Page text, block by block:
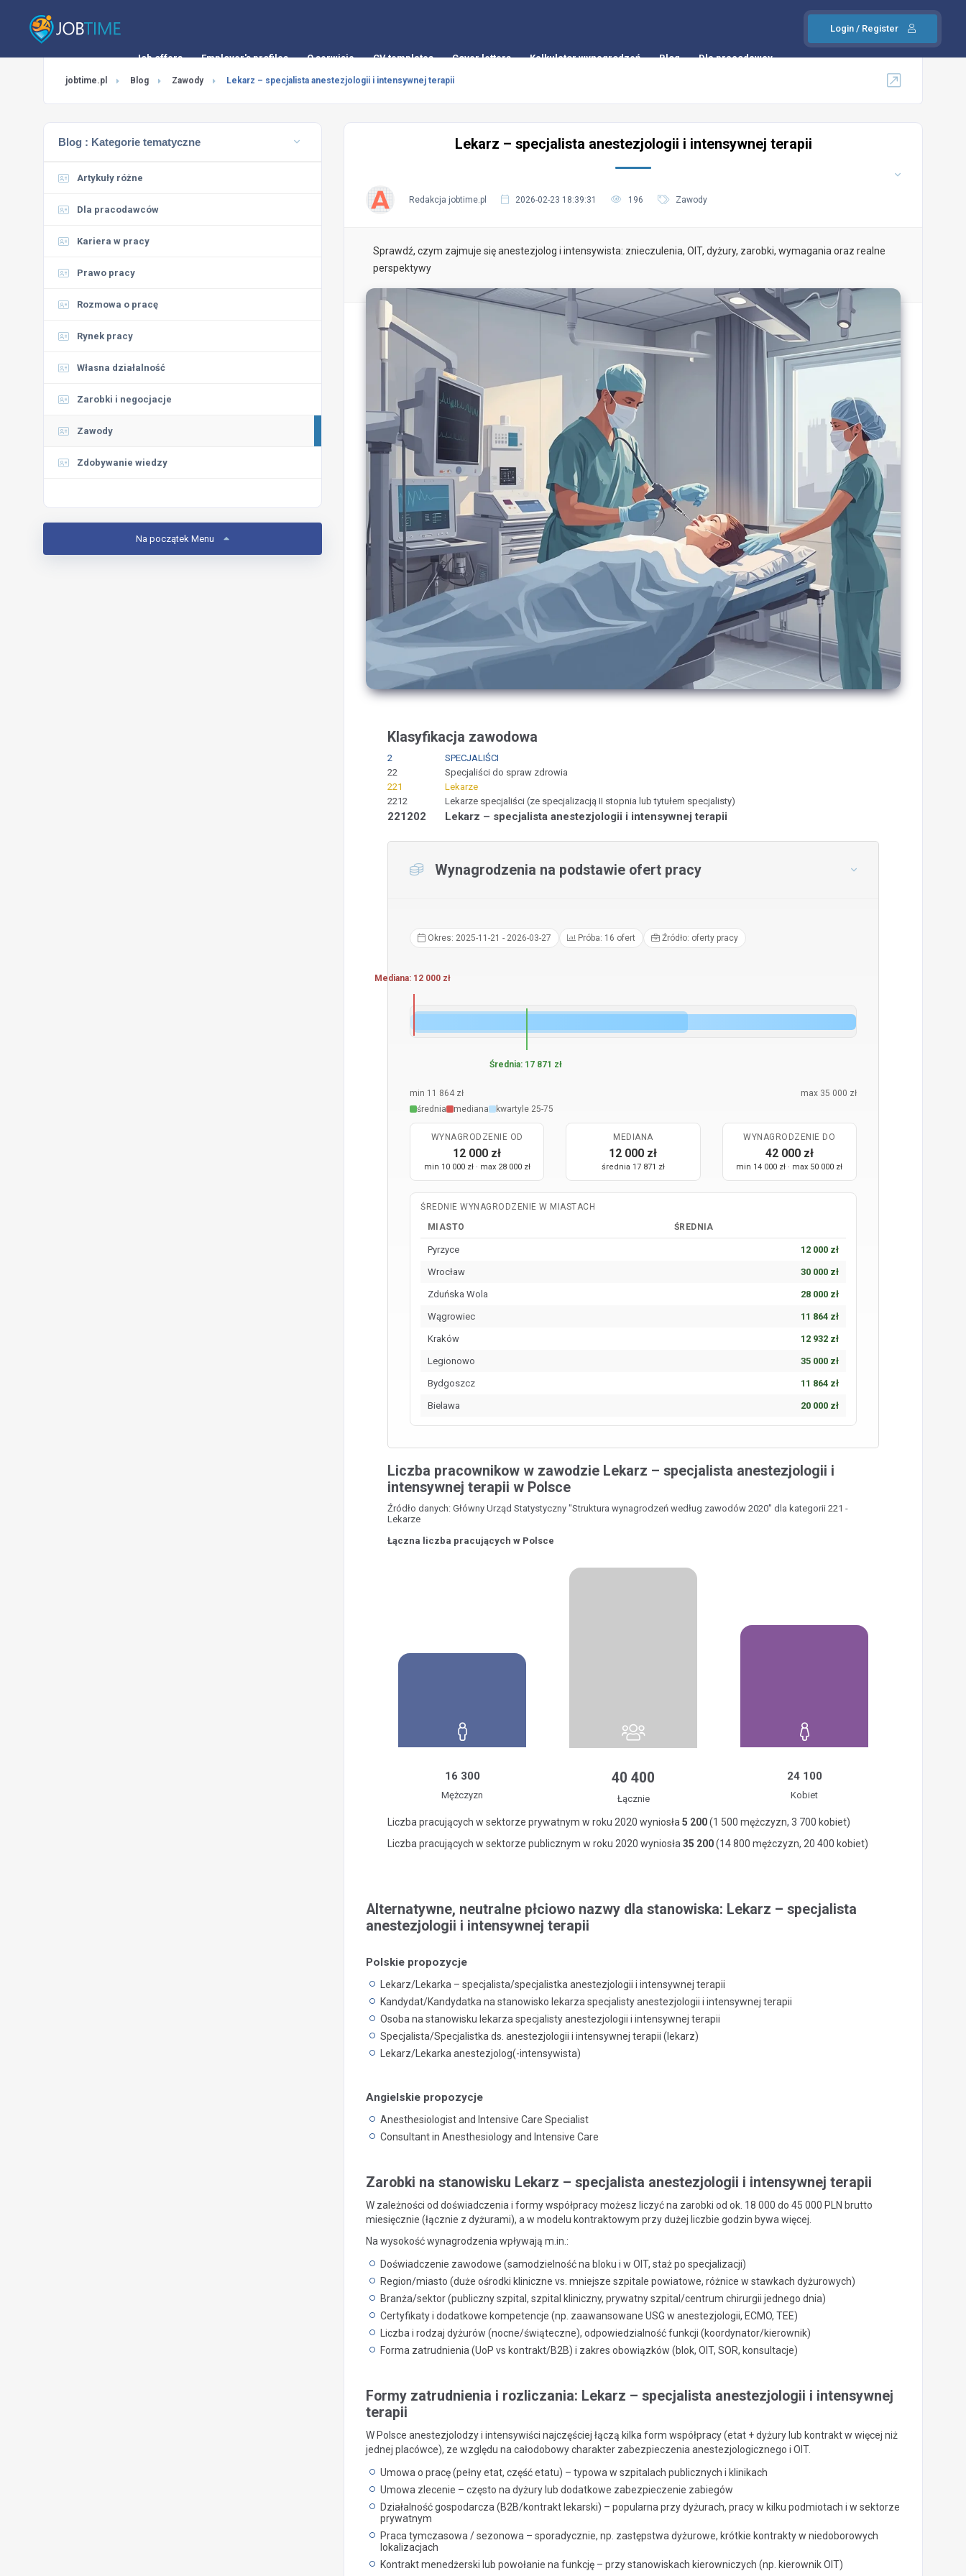
Login / Register
Job offers Employer's profiles O serwisie CV templates Cover letters Kalkulator wynagrodzeń Blog Dla pracodawcy
jobtime.pl Blog Zawody Lekarz – specjalista anestezjologii i intensywnej terapii
Blog : Kategorie tematyczne
Artykuły różne
Dla pracodawców
Kariera w pracy
Prawo pracy
Rozmowa o pracę
Rynek pracy
Własna działalność
Zarobki i negocjacje
Zawody
Zdobywanie wiedzy
Na początek Menu
Lekarz – specjalista anestezjologii i intensywnej terapii
Redakcja jobtime.pl 2026-02-23 18:39:31 196 Zawody
Sprawdź, czym zajmuje się anestezjolog i intensywista: znieczulenia, OIT, dyżury, zarobki, wymagania oraz realne
perspektywy
Klasyfikacja zawodowa
2
SPECJALIŚCI
22
Specjaliści do spraw zdrowia
221
Lekarze
2212
Lekarze specjaliści (ze specjalizacją II stopnia lub tytułem specjalisty)
221202 Lekarz – specjalista anestezjologii i intensywnej terapii
Wynagrodzenia na podstawie ofert pracy
Okres: 2025-11-21 - 2026-03-27 Próba: 16 ofert Źródło: oferty pracy
Mediana: 12 000 zł
Średnia: 17 871 zł
min 11 864 zł
max 35 000 zł
średnia
mediana kwartyle 25-75
WYNAGRODZENIE OD
12 000 zł
min 10 000 zł · max 28 000 zł
MEDIANA
12 000 zł
średnia 17 871 zł
WYNAGRODZENIE DO
42 000 zł
min 14 000 zł · max 50 000 zł
ŚREDNIE WYNAGRODZENIE W MIASTACH
MIASTO
ŚREDNIA
Pyrzyce 12 000 zł
Wrocław 30 000 zł
Zduńska Wola 28 000 zł
Wągrowiec 11 864 zł
Kraków 12 932 zł
Legionowo 35 000 zł
Bydgoszcz 11 864 zł
Bielawa 20 000 zł
Liczba pracownikow w zawodzie Lekarz – specjalista anestezjologii i
intensywnej terapii w Polsce
Źródło danych: Główny Urząd Statystyczny "Struktura wynagrodzeń według zawodów 2020" dla kategorii 221 -
Lekarze
Łączna liczba pracujących w Polsce
16 300
Mężczyzn
40 400
Łącznie
24 100
Kobiet
Liczba pracujących w sektorze prywatnym w roku 2020 wyniosła 5 200(1 500 mężczyzn, 3 700 kobiet)
Liczba pracujących w sektorze publicznym w roku 2020 wyniosła 35 200(14 800 mężczyzn, 20 400 kobiet)
Alternatywne, neutralne płciowo nazwy dla stanowiska: Lekarz – specjalista
anestezjologii i intensywnej terapii
Polskie propozycje
Lekarz/Lekarka – specjalista/specjalistka anestezjologii i intensywnej terapii
Kandydat/Kandydatka na stanowisko lekarza specjalisty anestezjologii i intensywnej terapii
Osoba na stanowisku lekarza specjalisty anestezjologii i intensywnej terapii
Specjalista/Specjalistka ds. anestezjologii i intensywnej terapii (lekarz)
Lekarz/Lekarka anestezjolog(-intensywista)
Angielskie propozycje
Anesthesiologist and Intensive Care Specialist
Consultant in Anesthesiology and Intensive Care
Zarobki na stanowisku Lekarz – specjalista anestezjologii i intensywnej terapii
W zależności od doświadczenia i formy współpracy możesz liczyć na zarobki od ok. 18 000 do 45 000 PLN brutto
miesięcznie (łącznie z dyżurami), a w modelu kontraktowym przy dużej liczbie godzin bywa więcej.
Na wysokość wynagrodzenia wpływają m.in.:
Doświadczenie zawodowe (samodzielność na bloku i w OIT, staż po specjalizacji)
Region/miasto (duże ośrodki kliniczne vs. mniejsze szpitale powiatowe, różnice w stawkach dyżurowych)
Branża/sektor (publiczny szpital, szpital kliniczny, prywatny szpital/centrum chirurgii jednego dnia)
Certyfikaty i dodatkowe kompetencje (np. zaawansowane USG w anestezjologii, ECMO, TEE)
Liczba i rodzaj dyżurów (nocne/świąteczne), odpowiedzialność funkcji (koordynator/kierownik)
Forma zatrudnienia (UoP vs kontrakt/B2B) i zakres obowiązków (blok, OIT, SOR, konsultacje)
Formy zatrudnienia i rozliczania: Lekarz – specjalista anestezjologii i intensywnej
terapii
W Polsce anestezjolodzy i intensywiści najczęściej łączą kilka form współpracy (etat + dyżury lub kontrakt w więcej niż
jednej placówce), ze względu na całodobowy charakter zabezpieczenia anestezjologicznego i OIT.
Umowa o pracę (pełny etat, część etatu) – typowa w szpitalach publicznych i klinikach
Umowa zlecenie – często na dyżury lub dodatkowe zabezpieczenie zabiegów
Działalność gospodarcza (B2B/kontrakt lekarski) – popularna przy dyżurach, pracy w kilku podmiotach i w sektorze
prywatnym
Praca tymczasowa / sezonowa – sporadycznie, np. zastępstwa dyżurowe, krótkie kontrakty w niedoborowych
lokalizacjach
Kontrakt menedżerski lub powołanie na funkcję – przy stanowiskach kierowniczych (np. kierownik OIT)